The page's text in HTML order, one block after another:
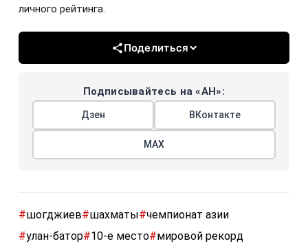
личного рейтинга.
Поделиться
Подписывайтесь на «АН»:
Дзен ВКонтакте
МАХ
#шогджиев#шахматы#чемпионат азии
#улан-батор#10-е место#мировой рекорд